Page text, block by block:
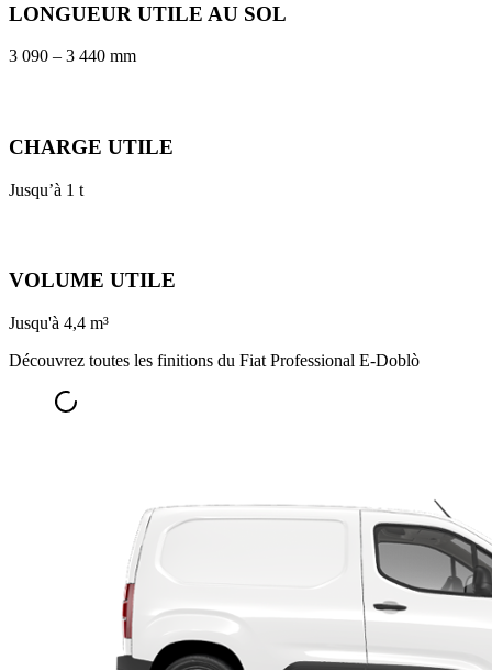
LONGUEUR UTILE AU SOL
3 090 – 3 440 mm
CHARGE UTILE
Jusqu’à 1 t​
VOLUME UTILE
Jusqu'à 4,4 m³
Découvrez toutes les finitions du Fiat Professional E-Doblò